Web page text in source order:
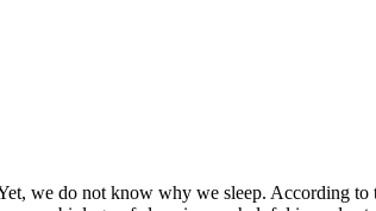
we do not know why we sleep. According to